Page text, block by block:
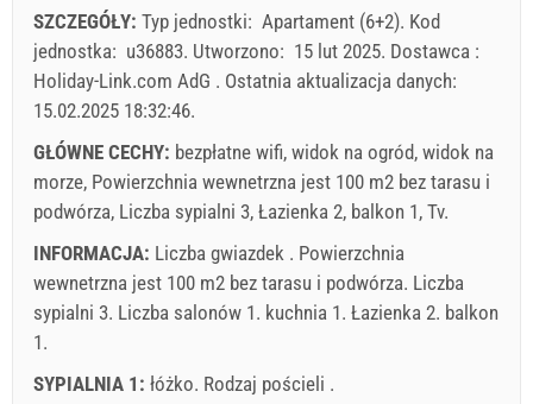
Cena wyświetlana jest dla określonej liczby osób
Oferty:
Holiday-Link płaci: 24 wrz 2025 - 31 gru 2026 / - 10 %
Obowiązkowe:Rejestracja gościa (01.07. - 31.08): 10 EUR
(once - według _person), Rejestracja gościa (01.01 - 30.06.
/ 01.09. - 31.12.): 5 EUR (once - według _person)
31
SZCZEGÓŁY: Typ jednostki: Apartament (6+2). Kod
jednostka: u36883. Utworzono: 15 lut 2025. Dostawca :
Holiday-Link.com AdG . Ostatnia aktualizacja danych:
15.02.2025 18:32:46.
GŁÓWNE CECHY: bezpłatne wifi, widok na ogród, widok na
morze, Powierzchnia wewnetrzna jest 100 m2 bez tarasu i
podwórza, Liczba sypialni 3, Łazienka 2, balkon 1, Tv.
INFORMACJA: Liczba gwiazdek . Powierzchnia
wewnetrzna jest 100 m2 bez tarasu i podwórza. Liczba
sypialni 3. Liczba salonów 1. kuchnia 1. Łazienka 2. balkon
1.
SYPIALNIA 1: łóżko. Rodzaj pościeli .